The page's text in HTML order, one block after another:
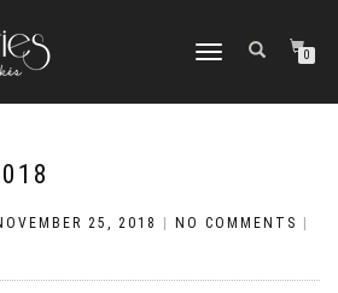
TOGGLE
0
25, 2018 NO COMMENTS